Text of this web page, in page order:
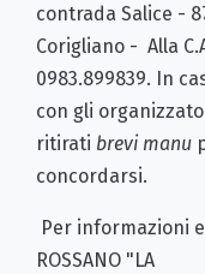
contrada Salice -
Corigliano - Alla
0983.899839. In
con gli
ritirati brevi manu
concordarsi.
Per informazioni e
ROSSANO "LA